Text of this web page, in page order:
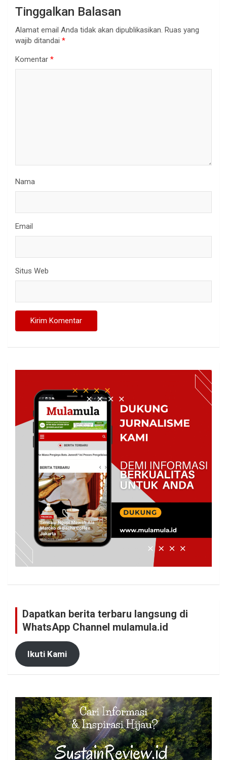
Tinggalkan Balasan
Alamat email Anda tidak akan dipublikasikan. Ruas yang
wajib ditandai *
Komentar *
Nama
Email
Situs Web
Dapatkan berita terbaru langsung di
WhatsApp Channel mulamula.id
Ikuti Kami